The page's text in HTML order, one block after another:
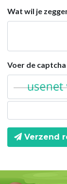
Wat wil je
Voer de captcha
Verzend